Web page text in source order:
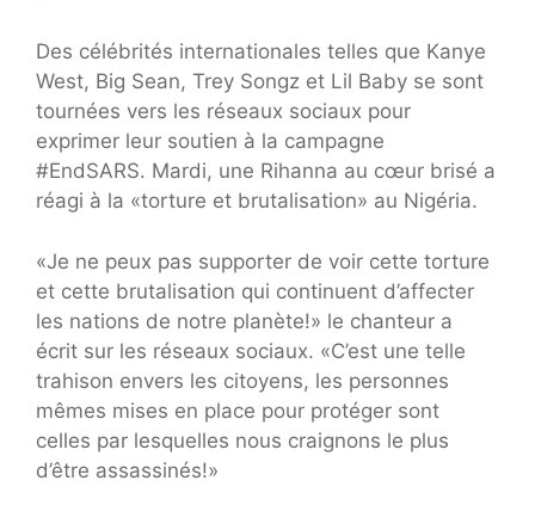
Des célébrités internationales telles que Kanye
West, Big Sean, Trey Songz et Lil Baby se sont
tournées vers les réseaux sociaux pour
exprimer leur soutien à la campagne
#EndSARS. Mardi, une Rihanna au cœur brisé a
réagi à la «torture et brutalisation» au Nigéria.
«Je ne peux pas supporter de voir cette torture
et cette brutalisation qui continuent d’affecter
les nations de notre planète!» le chanteur a
écrit sur les réseaux sociaux. «C’est une telle
trahison envers les citoyens, les personnes
mêmes mises en place pour protéger sont
celles par lesquelles nous craignons le plus
d’être assassinés!»